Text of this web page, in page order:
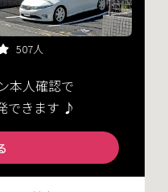
507人
本人確認で
できます ♪